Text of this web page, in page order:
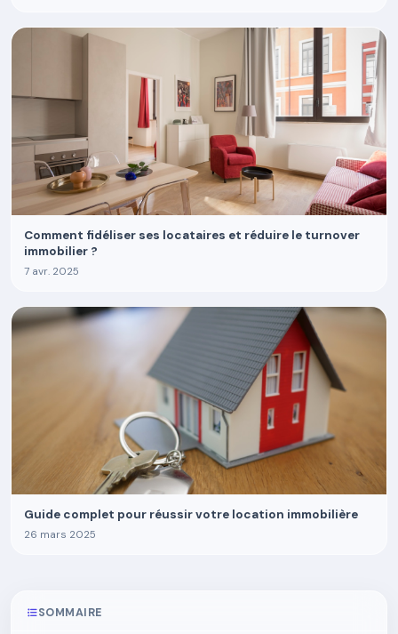
Comment fidéliser ses locataires et réduire le turnover
immobilier ?
7 avr. 2025
Guide complet pour réussir votre location immobilière
26 mars 2025
SOMMAIRE